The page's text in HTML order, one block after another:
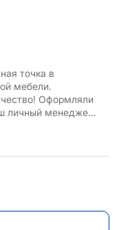
точка в
мебели.
Оформляли
личный менеджер
площади